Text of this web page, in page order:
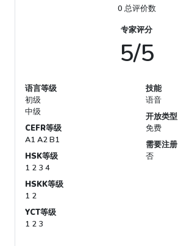
0 总评价数
专家评分
5/5
语言等级
初级
中级
CEFR等级
A1 A2 B1
HSK等级
1 2 3 4
HSKK等级
1 2
YCT等级
1 2 3
技能
语音
开放类型
免费
需要注册
否